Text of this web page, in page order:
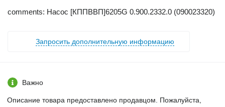
comments: Насос [КППВВП]6205G 0.900.2332.0 (090023320)
Запросить дополнительную информацию
Важно
Описание товара предоставлено продавцом. Пожалуйста,